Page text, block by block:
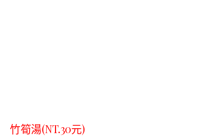
竹筍湯(NT.30元)